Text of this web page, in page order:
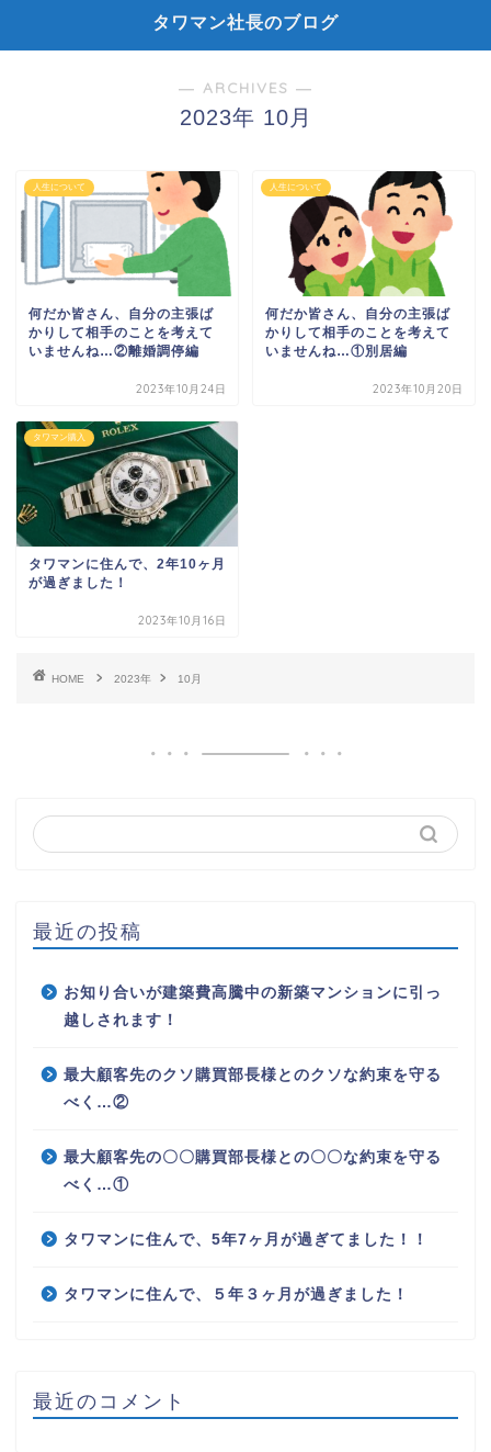
タワマン社長のブログ
― ARCHIVES ―
2023年 10月
人生について
何だか皆さん、自分の主張ば
かりして相手のことを考えて
いませんね…②離婚調停編
2023年10月24日
人生について
何だか皆さん、自分の主張ば
かりして相手のことを考えて
いませんね…①別居編
2023年10月20日
タワマン購入
タワマンに住んで、2年10ヶ月
が過ぎました！
2023年10月16日
HOME 2023年 10月
最近の投稿
お知り合いが建築費高騰中の新築マンションに引っ
越しされます！
最大顧客先のクソ購買部長様とのクソな約束を守る
べく…②
最大顧客先の〇〇購買部長様との〇〇な約束を守る
べく…①
タワマンに住んで、5年7ヶ月が過ぎてました！！
タワマンに住んで、５年３ヶ月が過ぎました！
最近のコメント